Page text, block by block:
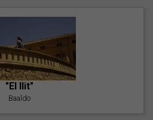
"El llit"
Baaldo